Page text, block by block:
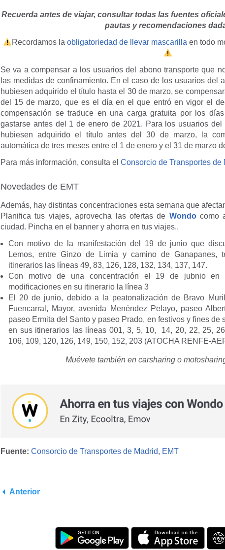
Recuerda antes de viajar, consultar todas las fuentes
pautas y recomendaciones
Recordamos la obligatoriedad de llevar mascarilla en todo
Se va a compensar a los usuarios del abono transporte que
las medidas de confinamiento. En el caso de los usuarios del
hubiesen adquirido el título hasta el 30 de marzo, se
del 15 de marzo, que es el día en el que entró en vigor el
compensación se traduce en una carga gratuita por los
gastarse antes del 1 de enero de 2021. Para los usuarios
hubiesen adquirido el título antes del 30 de marzo, la
automática de tres meses entre el 1 de enero y el 31 de marzo
Para más información, consulta el Consorcio de Transportes de
Novedades de EMT
Además, hay distintas concentraciones esta semana que
Planifica tus viajes, aprovecha las ofertas de Wondocomo
ciudad. Pincha en el banner y ahorra en tus viajes..
Con motivo de la manifestación del 19 de junio que
Lemos, entre Ginzo de Limia y camino de Ganapanes,
itinerarios las líneas 49, 83, 126, 128, 132, 134, 137, 147.
Con motivo de una concentración el 19 de jubnio en
modificaciones en su itinerario la línea 3
El 20 de junio, debido a la peatonalización de Bravo
Fuencarral, Mayor, avenida Menéndez Pelayo, paseo
paseo Ermita del Santo y paseo Prado, en festivos y fines de
en sus itinerarios las líneas 001, 3, 5, 10, 14, 20, 22, 25,
106, 109, 120, 126, 149, 150, 152, 203 (ATOCHA RENFE-
Muévete también en carsharing o
Fuente: Consorcio de Transportes de Madrid, EMT
Anterior